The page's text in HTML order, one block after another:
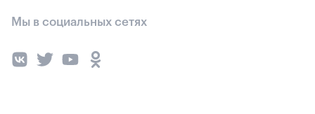
Мы в социальных сетях